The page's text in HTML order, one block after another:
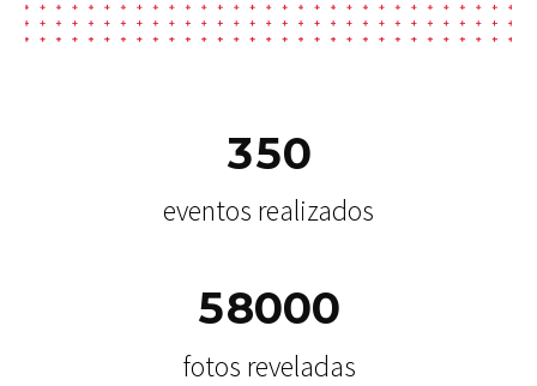
350
eventos realizados
58000
fotos reveladas